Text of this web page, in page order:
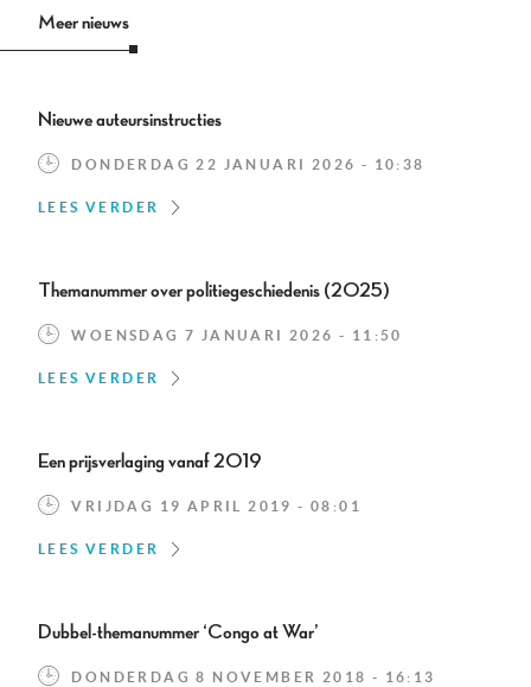
Meer nieuws
Nieuwe auteursinstructies
DONDERDAG 22 JANUARI 2026 - 10:38
LEES VERDER
Themanummer over politiegeschiedenis (2025)
WOENSDAG 7 JANUARI 2026 - 11:50
LEES VERDER
Een prijsverlaging vanaf 2019
VRIJDAG 19 APRIL 2019 - 08:01
LEES VERDER
Dubbel-themanummer ‘Congo at War’
DONDERDAG 8 NOVEMBER 2018 - 16:13